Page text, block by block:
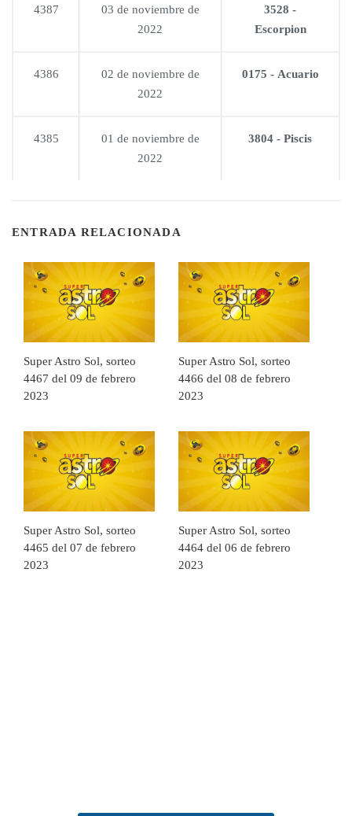
4387
03 de noviembre de
2022
3528 -
Escorpion
4386
02 de noviembre de
2022
0175 - Acuario
4385
01 de noviembre de
2022
3804 - Piscis
ENTRADA RELACIONADA
Super Astro Sol, sorteo
4467 del 09 de febrero
2023
Super Astro Sol, sorteo
4466 del 08 de febrero
2023
Super Astro Sol, sorteo
4465 del 07 de febrero
2023
Super Astro Sol, sorteo
4464 del 06 de febrero
2023